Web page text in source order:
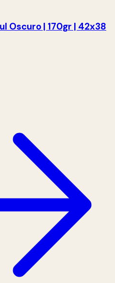
Oscuro | 170gr | 42x38